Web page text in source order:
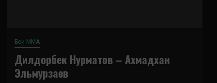
Бои ММА
Дилдорбек Нурматов – Ахмадхан
Эльмурзаев